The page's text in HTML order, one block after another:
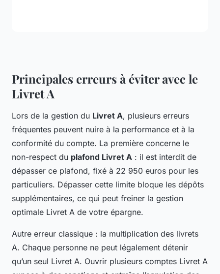
Principales erreurs à éviter avec le
Livret A
Lors de la gestion du Livret A, plusieurs erreurs
fréquentes peuvent nuire à la performance et à la
conformité du compte. La première concerne le
non-respect du plafond Livret A : il est interdit de
dépasser ce plafond, fixé à 22 950 euros pour les
particuliers. Dépasser cette limite bloque les dépôts
supplémentaires, ce qui peut freiner la gestion
optimale Livret A de votre épargne.
Autre erreur classique : la multiplication des livrets
A. Chaque personne ne peut légalement détenir
qu’un seul Livret A. Ouvrir plusieurs comptes Livret A